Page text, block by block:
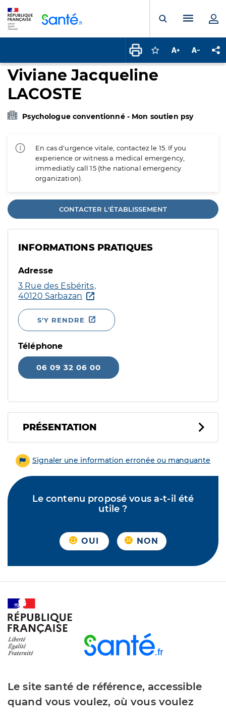
Ouvrir laMenu
Connectez-vous
Augmenter la
Viviane Jacqueline
LACOSTE
Psychologue conventionné - Mon soutien psy
En cas d'urgence vitale, contactez le 15. If you
experience or witness a medical emergency,
immediatly call 15 (the national emergency
organization).
CONTACTER L'ÉTABLISSEMENT
INFORMATIONS PRATIQUES
Adresse
3 Rue des Esbérits,
40120 Sarbazan
S'Y RENDRE
Téléphone
06 09 32 06 00
PRÉSENTATION
Signaler une information erronée ou manquante
Le contenu proposé vous a-t-il été
utile ?
OUI NON
Le site santé de référence, accessible
quand vous voulez, où vous voulez